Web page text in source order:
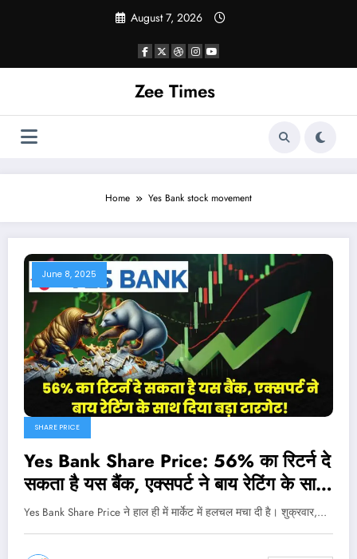
August 7, 2026
Zee Times
Home Yes Bank stock movement
June 8, 2025
SHARE PRICE
Yes Bank Share Price: 56% का रिटर्न दे
सकता है यस बैंक, एक्सपर्ट ने बाय रेटिंग के साथ
दिया बड़ा टारगेट!
Yes Bank Share Price ने हाल ही में मार्केट में हलचल मचा दी है। शुक्रवार,…